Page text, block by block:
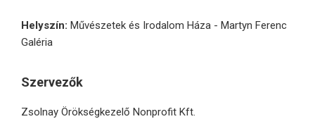
Helyszín: Művészetek és Irodalom Háza - Martyn Ferenc
Galéria
Szervezők
Zsolnay Örökségkezelő Nonprofit Kft.